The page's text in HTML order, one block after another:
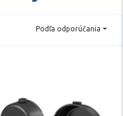
Podľa odporúčania